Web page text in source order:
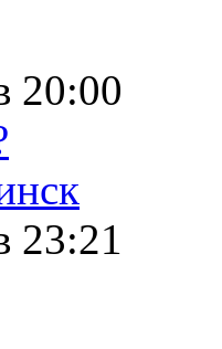
20:00
23:21